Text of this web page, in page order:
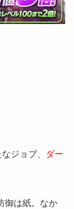
ジョブ、
ダー
御は紙。なか